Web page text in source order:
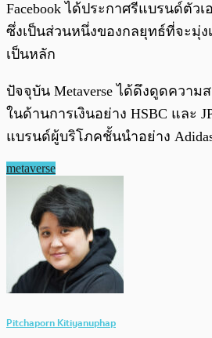
Facebook ได้ประกาศรีแบรนด์ตัวเ
ซึ่งเป็นส่วนหนึ่งของกลยุทธ์ที่จะมุ่ง
เป็นหลัก
ปัจจุบัน Metaverse ได้ดึงดูดความ
ในด้านการเงินอย่าง HSBC และ
แบรนด์ผู้บริโภคชั้นนำอย่าง Adidas
metaverse
Pitchaporn Kitiyanuphap